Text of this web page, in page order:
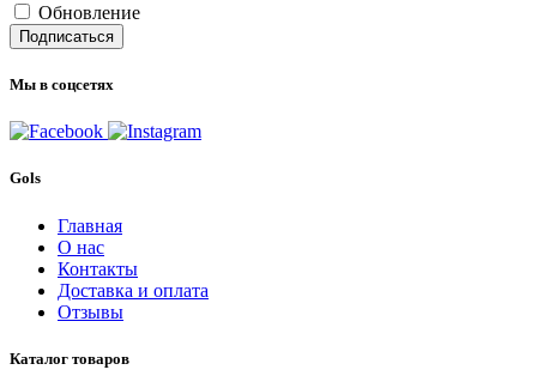
Обновление
Подписаться
Мы в соцсетях
Gols
Главная
О нас
Контакты
Доставка и оплата
Отзывы
Каталог товаров